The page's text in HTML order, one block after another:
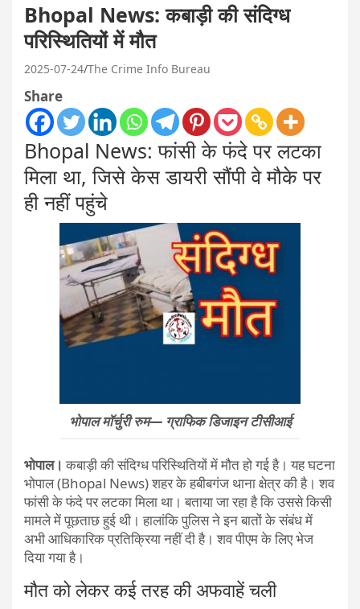
Bhopal News: कबाड़ी की संदिग्ध
परिस्थितियों में मौत
2025-07-24 The Crime Info Bureau
Share
Bhopal News: फांसी के फंदे पर लटका
मिला था, जिसे केस डायरी सौंपी वे मौके पर
ही नहीं पहुंचे
भोपाल मॉर्चुरी रुम— ग्राफिक डिजाइन टीसीआई
भोपाल। कबाड़ी की संदिग्ध परिस्थितियों में मौत हो गई है। यह घटना
भोपाल (Bhopal News) शहर के हबीबगंज थाना क्षेत्र की है। शव
फांसी के फंदे पर लटका मिला था। बताया जा रहा है कि उससे किसी
मामले में पूछताछ हुई थी। हालांकि पुलिस ने इन बातों के संबंध में
अभी आधिकारिक प्रतिक्रिया नहीं दी है। शव पीएम के लिए भेज
दिया गया है।
मौत को लेकर कई तरह की अफवाहें चली